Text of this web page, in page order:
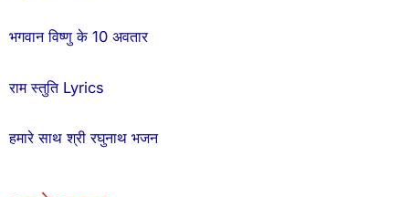
भगवान विष्णु के 10 अवतार
राम स्तुति Lyrics
हमारे साथ श्री रघुनाथ भजन